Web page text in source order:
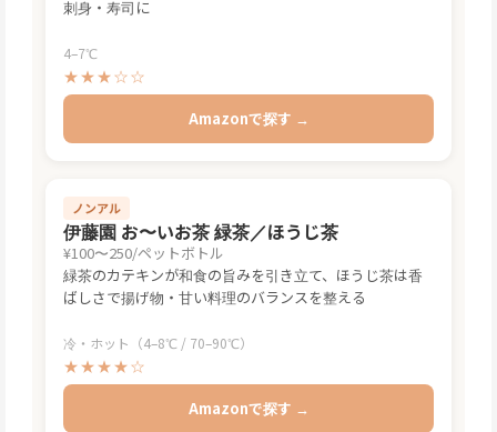
刺身・寿司に
4–7℃
★★★☆☆
Amazonで探す →
ノンアル
伊藤園 お〜いお茶 緑茶／ほうじ茶
¥100〜250/ペットボトル
緑茶のカテキンが和食の旨みを引き立て、ほうじ茶は香
ばしさで揚げ物・甘い料理のバランスを整える
冷・ホット（4–8℃ / 70–90℃）
★★★★☆
Amazonで探す →